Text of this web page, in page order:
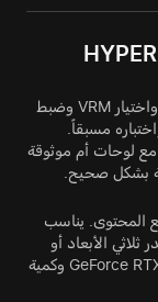
إذا كنت لا تريد التعمق بنفسك في توافق الشرائح واختيار VRM وضبط
مسبقاً.
مع لوحات أم موثوقة
بشكل صحيح.
المحتوى. يناسب
ثلاثي الأبعاد أو
العمل في التطبيقات الثقيلة. يأتي مع GeForce RTX 5070 وكمية